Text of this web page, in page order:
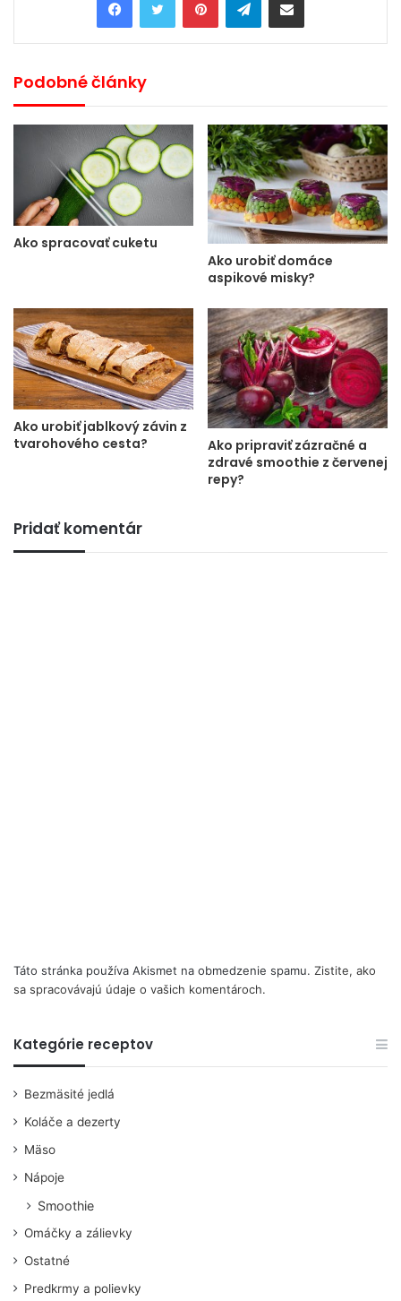
Podobné články
Ako spracovať cuketu
Ako urobiť domáce
aspikové misky?
Ako urobiť jablkový závin z
tvarohového cesta?
Ako pripraviť zázračné a
zdravé smoothie z červenej
repy?
Pridať komentár
Táto stránka používa Akismet na obmedzenie spamu. Zistite, ako
sa spracovávajú údaje o vašich komentároch.
Kategórie receptov
Bezmäsité jedlá
Koláče a dezerty
Mäso
Nápoje
Smoothie
Omáčky a zálievky
Ostatné
Predkrmy a polievky